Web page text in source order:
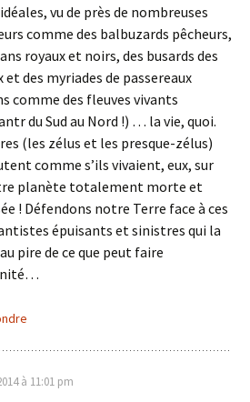
vu de près de nombreuses
comme des balbuzards pêcheurs,
royaux et noirs, des busards des
et des myriades de passereaux
comme des fleuves vivants
du Sud au Nord !) … la vie, quoi.
(les zélus et les presque-zélus)
comme s’ils vivaient, eux, sur
planète totalement morte et
! Défendons notre Terre face à ces
épuisants et sinistres qui la
pire de ce que peut faire
à 11:01 pm